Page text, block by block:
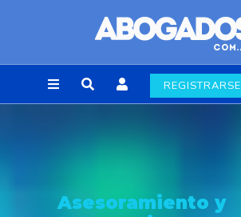
REGISTRARSE
Asesoramiento y